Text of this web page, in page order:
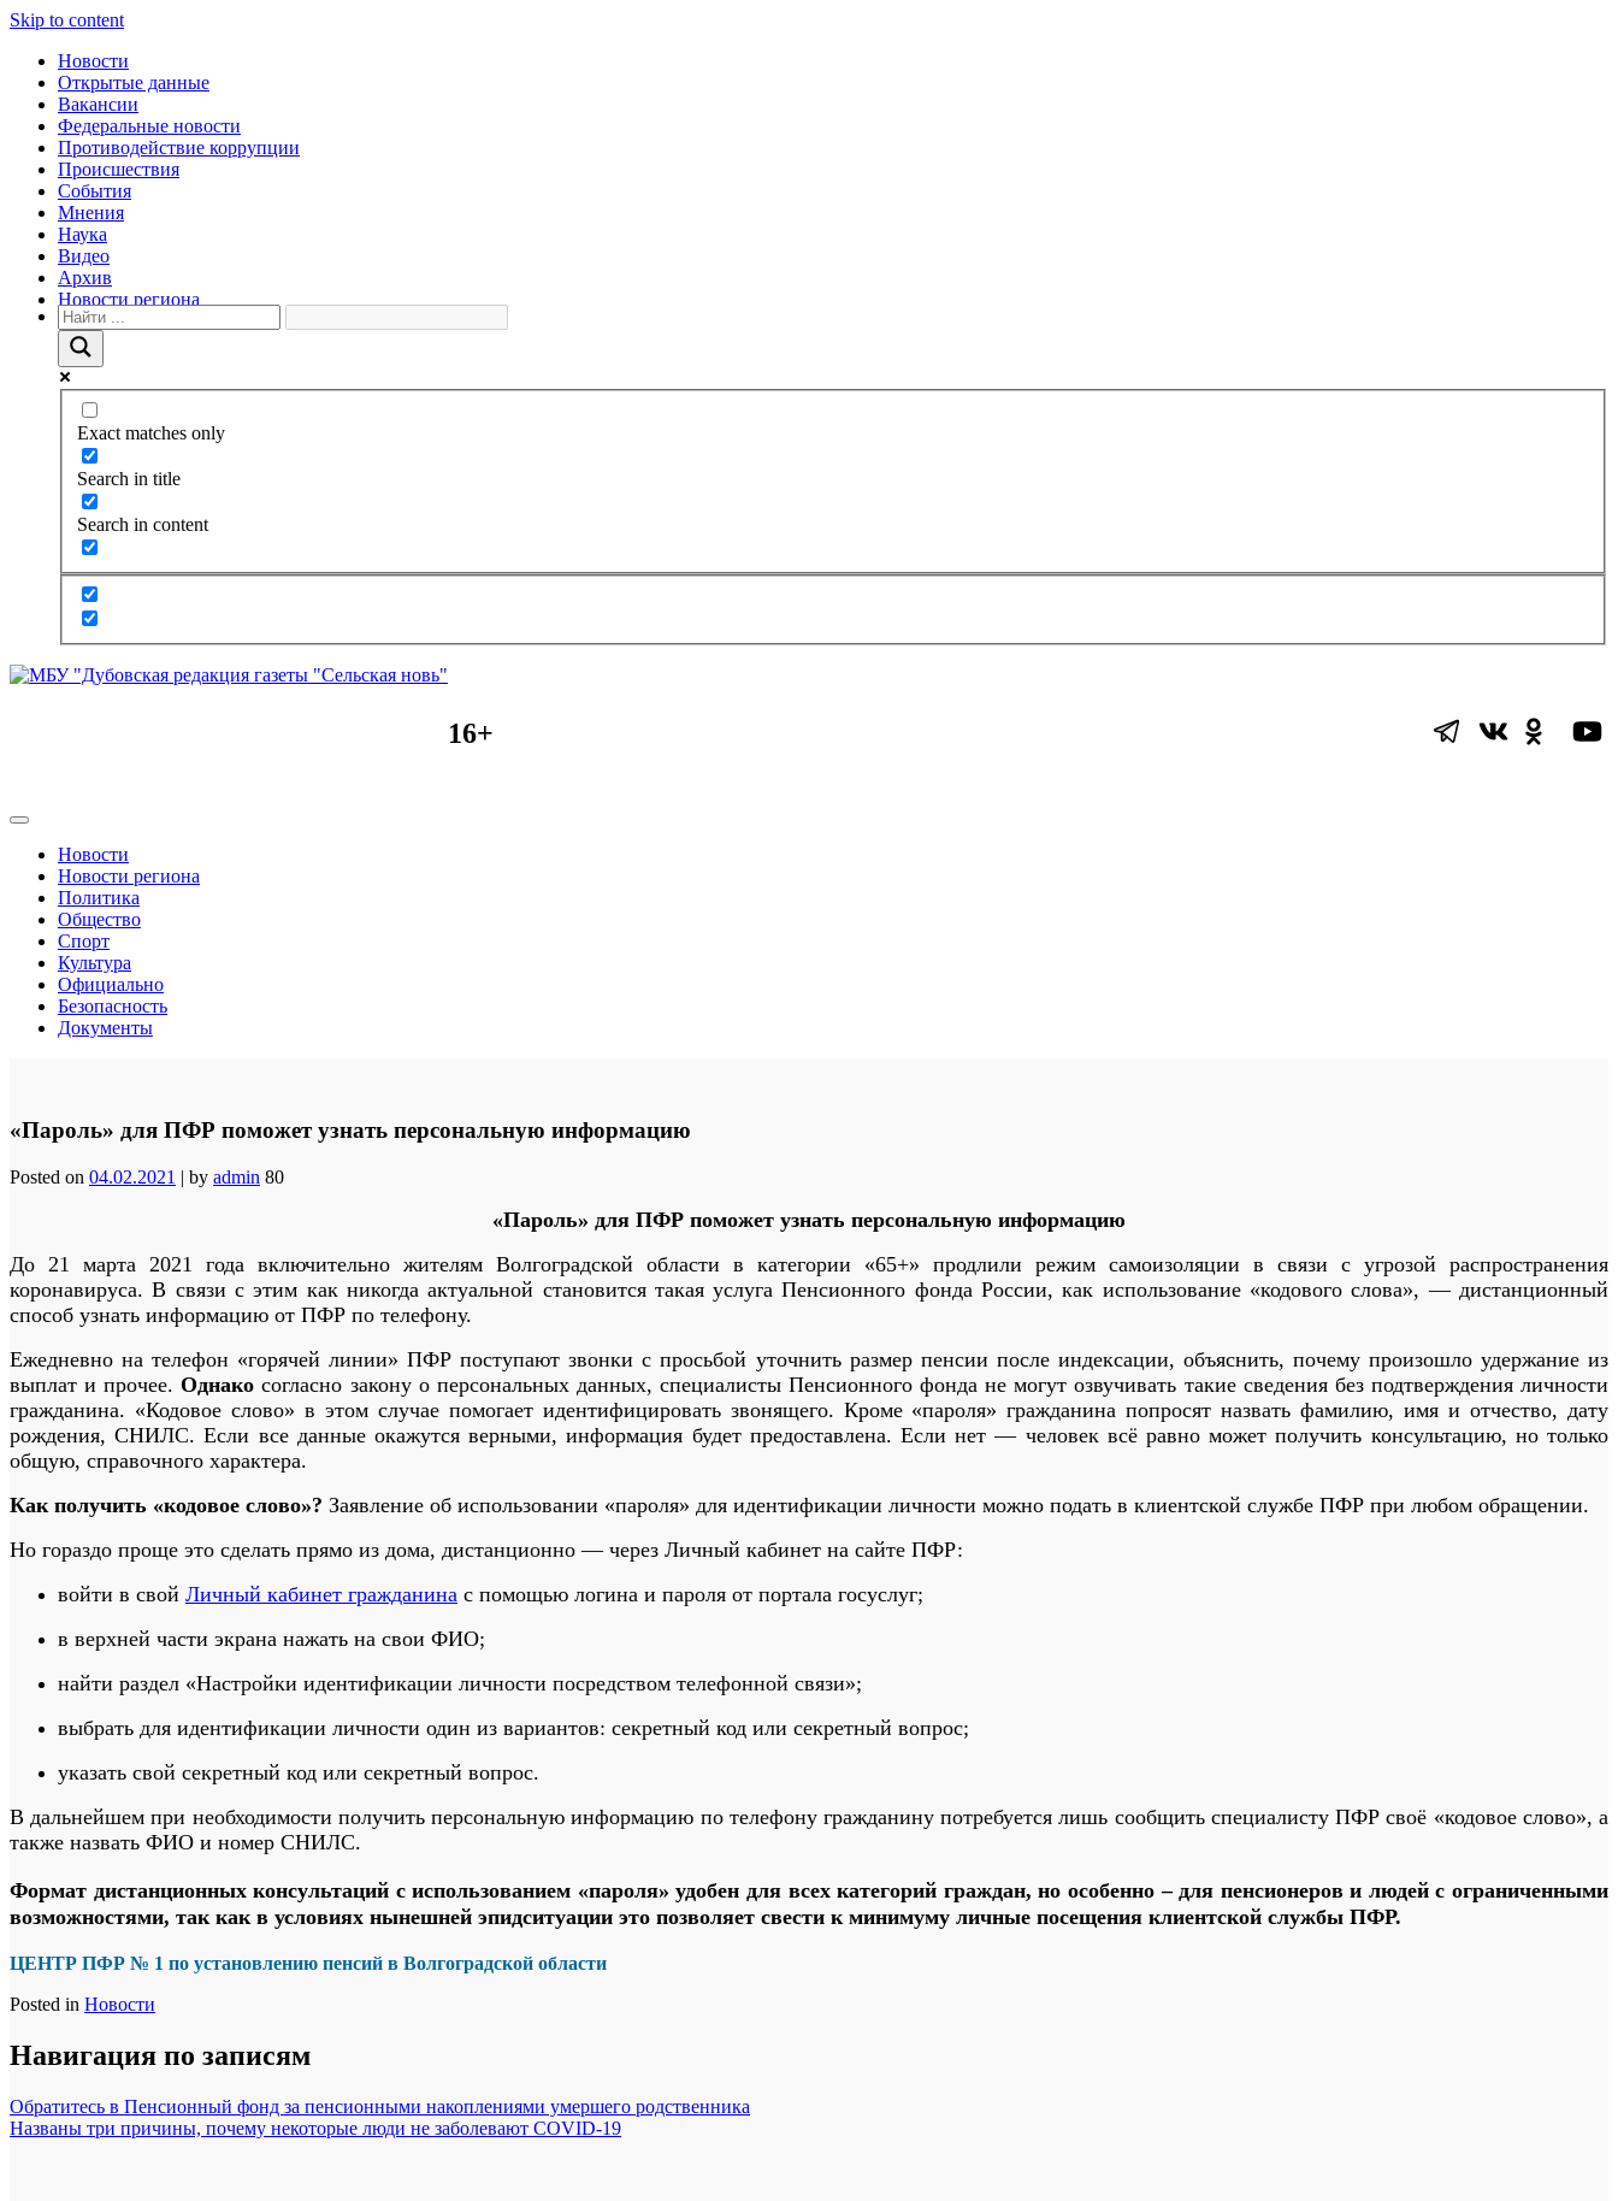
Skip to content
Новости
Открытые данные
Вакансии
Федеральные новости
Противодействие коррупции
Происшествия
События
Мнения
Наука
Видео
Архив
Новости региона
Exact matches only
Search in title
Search in content
16+
Новости
Новости региона
Политика
Общество
Спорт
Культура
Официально
Безопасность
Документы
«Пароль» для ПФР поможет узнать персональную информацию
Posted on 04.02.2021 | by admin 80
«Пароль» для ПФР поможет узнать персональную информацию
До 21 марта 2021 года включительно жителям Волгоградской области в категории «65+» продлили режим самоизоляции в связи с угрозой распространения
коронавируса. В связи с этим как никогда актуальной становится такая услуга Пенсионного фонда России, как использование «кодового слова», — дистанционный
способ узнать информацию от ПФР по телефону.
Ежедневно на телефон «горячей линии» ПФР поступают звонки с просьбой уточнить размер пенсии после индексации, объяснить, почему произошло удержание из
выплат и прочее.Однако согласно закону о персональных данных, специалисты Пенсионного фонда не могут озвучивать такие сведения без подтверждения личности
гражданина. «Кодовое слово» в этом случае помогает идентифицировать звонящего. Кроме «пароля» гражданина попросят назвать фамилию, имя и отчество, дату
рождения, СНИЛС. Если все данные окажутся верными, информация будет предоставлена. Если нет — человек всё равно может получить консультацию, но только
общую, справочного характера.
Как получить «кодовое слово»? Заявление об использовании «пароля» для идентификации личности можно подать в клиентской службе ПФР при любом обращении.
Но гораздо проще это сделать прямо из дома, дистанционно — через Личный кабинет на сайте ПФР:
войти в свой Личный кабинет гражданина с помощью логина и пароля от портала госуслуг;
в верхней части экрана нажать на свои ФИО;
найти раздел «Настройки идентификации личности посредством телефонной связи»;
выбрать для идентификации личности один из вариантов: секретный код или секретный вопрос;
указать свой секретный код или секретный вопрос.
В дальнейшем при необходимости получить персональную информацию по телефону гражданину потребуется лишь сообщить специалисту ПФР своё «кодовое слово», а
также назвать ФИО и номер СНИЛС.
Формат дистанционных консультаций с использованием «пароля» удобен для всех категорий граждан, но особенно – для пенсионеров и людей с ограниченными
возможностями, так как в условиях нынешней эпидситуации это позволяет свести к минимуму личные посещения клиентской службы ПФР.
ЦЕНТР ПФР № 1 по установлению пенсий в Волгоградской области
Posted in Новости
Навигация по записям
Обратитесь в Пенсионный фонд за пенсионными накоплениями умершего родственника
Названы три причины, почему некоторые люди не заболевают COVID-19